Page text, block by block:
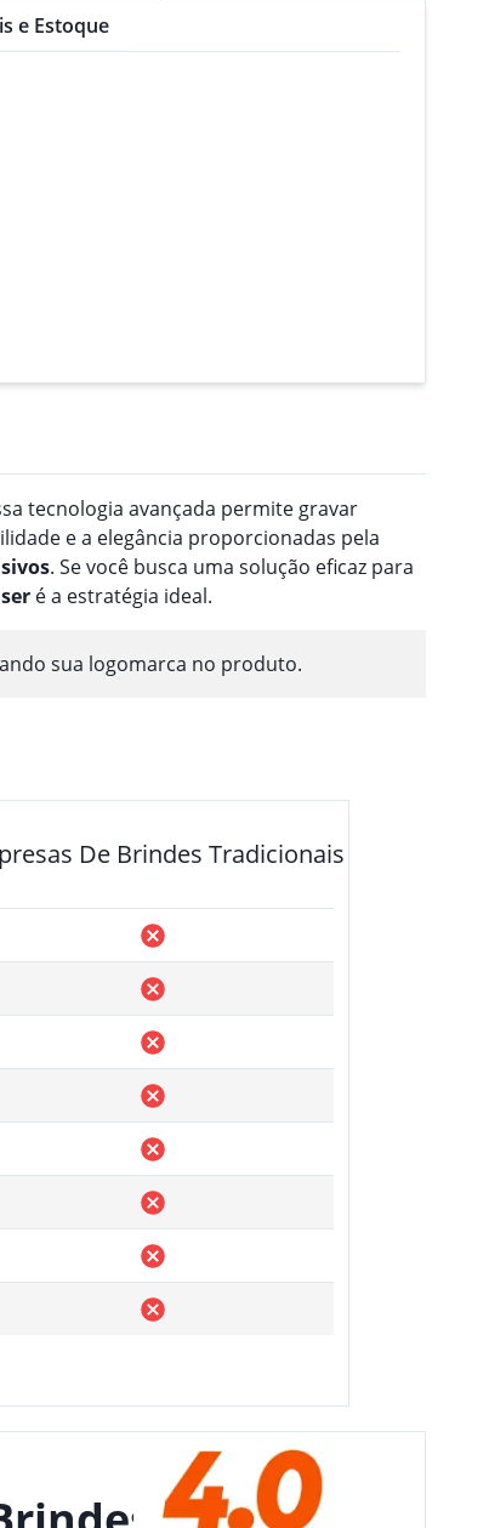
e Estoque
tecnologia avançada permite gravar
e a elegância proporcionadas pela
. Se você busca uma solução eficaz para
é a estratégia ideal.
sua logomarca no produto.
De Brindes Tradicionais